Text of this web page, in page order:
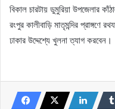
বিকাল চারটায় ডুমুরিয়া উপজেলার
রংপুর কালীবাড়ি মাতৃমন্দির প্রাঙ্গণে
ঢাকার উদ্দেশ্যে খুলনা ত্যাগ করবেন।